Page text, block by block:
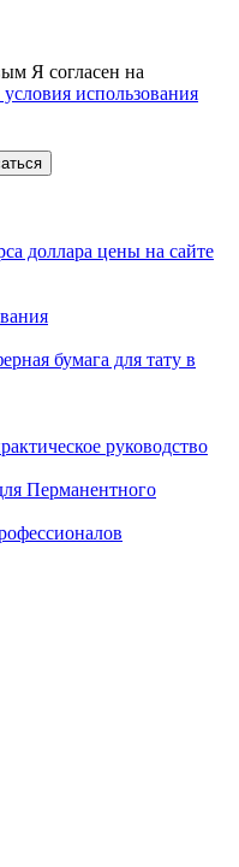
Я согласен на
использования
доллара цены на сайте
бумага для тату в
руководство
Перманентного